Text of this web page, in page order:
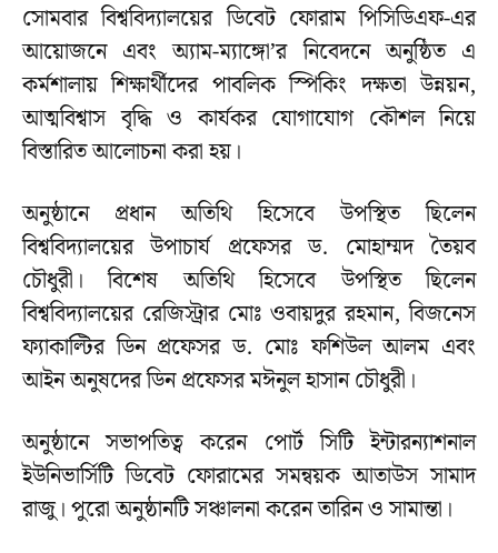
সোমবার বিশ্ববিদ্যালয়ের ডিবেট ফোরাম পিসিডিএফ-এর
আয়োজনে এবং অ্যাম-ম্যাঙ্গো’র নিবেদনে অনুষ্ঠিত এ
কর্মশালায় শিক্ষার্থীদের পাবলিক স্পিকিং দক্ষতা উন্নয়ন,
আত্মবিশ্বাস বৃদ্ধি ও কার্যকর যোগাযোগ কৌশল নিয়ে
বিস্তারিত আলোচনা করা হয়।
অনুষ্ঠানে প্রধান অতিথি হিসেবে উপস্থিত ছিলেন
বিশ্ববিদ্যালয়ের উপাচার্য প্রফেসর ড. মোহাম্মদ তৈয়ব
চৌধুরী। বিশেষ অতিথি হিসেবে উপস্থিত ছিলেন
বিশ্ববিদ্যালয়ের রেজিস্ট্রার মোঃ ওবায়দুর রহমান, বিজনেস
ফ্যাকাল্টির ডিন প্রফেসর ড. মোঃ ফশিউল আলম এবং
আইন অনুষদের ডিন প্রফেসর মঈনুল হাসান চৌধুরী।
অনুষ্ঠানে সভাপতিত্ব করেন পোর্ট সিটি ইন্টারন্যাশনাল
ইউনিভার্সিটি ডিবেট ফোরামের সমন্বয়ক আতাউস সামাদ
রাজু। পুরো অনুষ্ঠানটি সঞ্চালনা করেন তারিন ও সামান্তা।